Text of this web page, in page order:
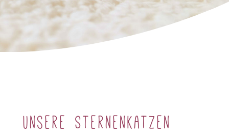
Unsere Sternenkatzen